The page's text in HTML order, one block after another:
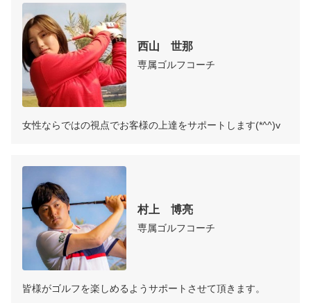
西山　世那
専属ゴルフコーチ
女性ならではの視点でお客様の上達をサポートします(*^^)v
村上　博亮
専属ゴルフコーチ
皆様がゴルフを楽しめるようサポートさせて頂きます。